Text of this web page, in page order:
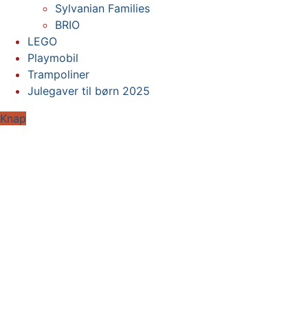
Sylvanian Families
BRIO
LEGO
Playmobil
Trampoliner
Julegaver til børn 2025
Knap